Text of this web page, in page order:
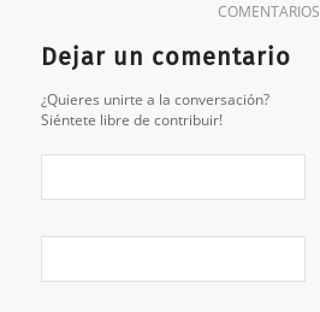
COMENTARIOS
Dejar un comentario
¿Quieres unirte a la conversación?
Siéntete libre de contribuir!